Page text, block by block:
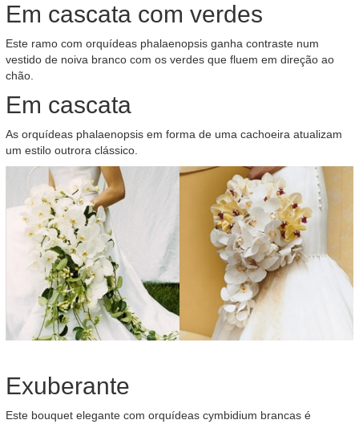
Em cascata com verdes
Este ramo com orquídeas phalaenopsis ganha contraste num
vestido de noiva branco com os verdes que fluem em direção ao
chão.
Em cascata
As orquídeas phalaenopsis em forma de uma cachoeira atualizam
um estilo outrora clássico.
Exuberante
Este bouquet elegante com orquídeas cymbidium brancas é